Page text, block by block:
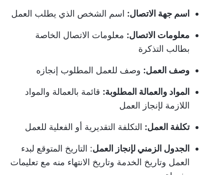
اسم جهة الاتصال: اسم الشخص الذي يطلب العمل
معلومات الاتصال: معلومات الاتصال الخاصة
بطالب التذكرة
وصف العمل: وصف للعمل المطلوب إنجازه
المواد والعمالة المطلوبة: قائمة بالعمالة والمواد
اللازمة لإنجاز العمل
تكلفة العمل: التكلفة التقديرية أو الفعلية للعمل
الجدول الزمني لإنجاز العمل: التاريخ المتوقع لبدء
العمل وتاريخ الخدمة وتاريخ الانتهاء منه مع تعليمات